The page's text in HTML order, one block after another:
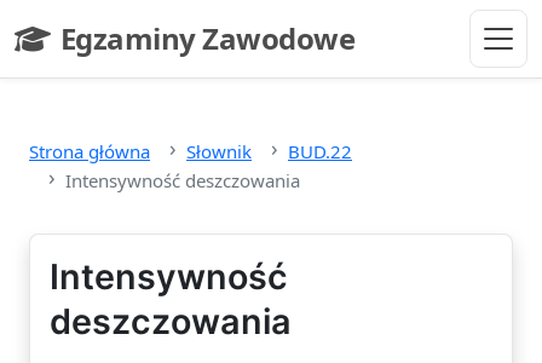
Egzaminy Zawodowe
- strona główna
Strona główna Słownik
BUD.22
Intensywność deszczowania
Intensywność
deszczowania